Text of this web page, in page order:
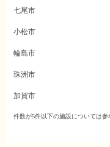
入
居
金
相
場
区
村
七尾市
小松市
輪島市
珠洲市
加賀市
羽咋市
件数が5件以下の施設については参